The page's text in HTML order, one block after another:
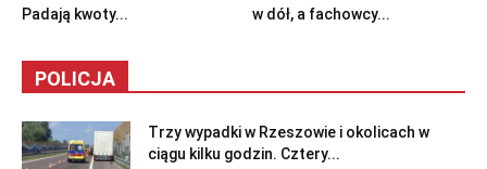
Padają kwoty...
w dół, a fachowcy...
POLICJA
Trzy wypadki w Rzeszowie i okolicach w
ciągu kilku godzin. Cztery...